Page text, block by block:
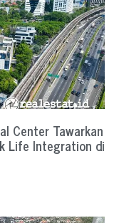
Center Tawarkan
Life Integration di